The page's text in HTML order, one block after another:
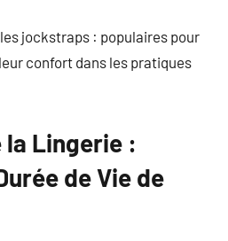
jockstraps : populaires pour
confort dans les pratiques
la Lingerie :
de Vie de